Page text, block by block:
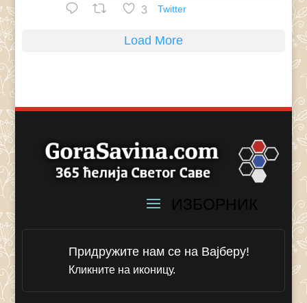
3 Twitter
Load More
Придружите нам се на Вајберу!
Кликните на иконицу.